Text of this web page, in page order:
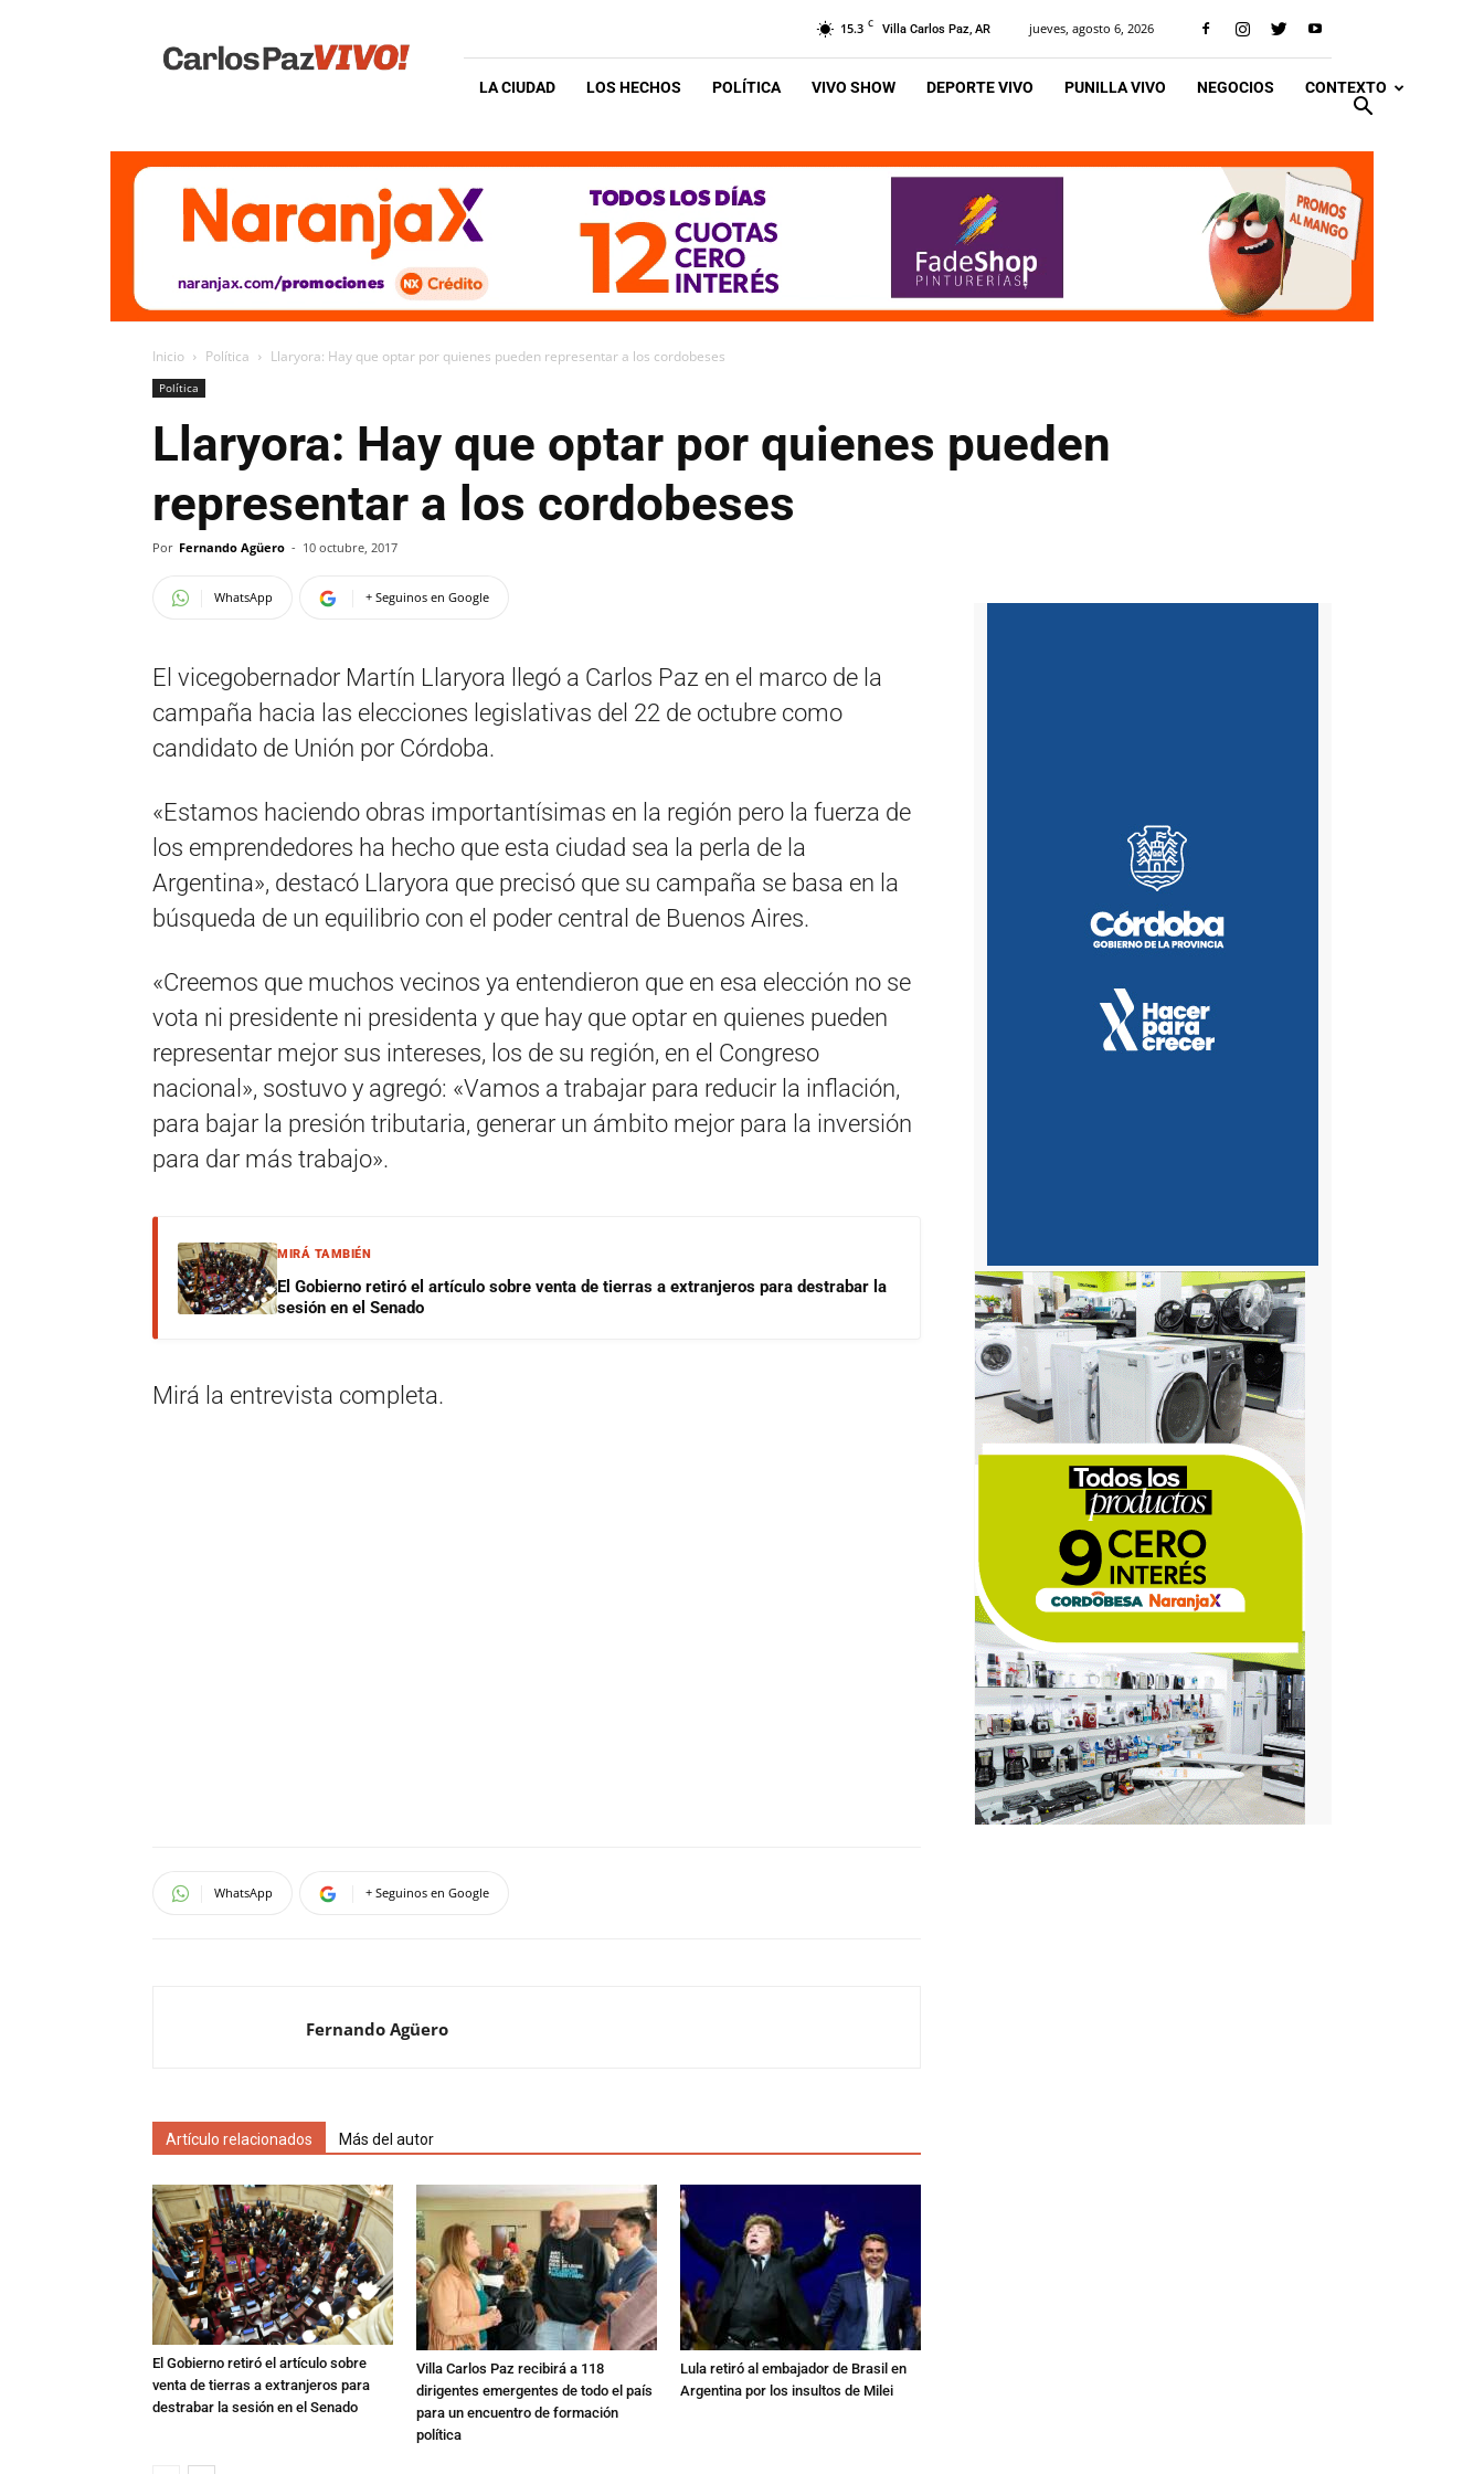
Vivo
15.3 C Villa Carlos Paz, AR jueves, agosto 6, 2026
LA CIUDAD LOS HECHOS POLÍTICA VIVO SHOW DEPORTE VIVO PUNILLA VIVO NEGOCIOS CONTEXTO
Inicio Política Llaryora: Hay que optar por quienes pueden representar a los cordobeses
Política
Llaryora: Hay que optar por quienes pueden
representar a los cordobeses
Por Fernando Agüero - 10 octubre, 2017
WhatsApp + Seguinos en Google
El vicegobernador Martín Llaryora llegó a Carlos Paz en el marco de la
campaña hacia las elecciones legislativas del 22 de octubre como
candidato de Unión por Córdoba.
«Estamos haciendo obras importantísimas en la región pero la fuerza de
los emprendedores ha hecho que esta ciudad sea la perla de la
Argentina», destacó Llaryora que precisó que su campaña se basa en la
búsqueda de un equilibrio con el poder central de Buenos Aires.
«Creemos que muchos vecinos ya entendieron que en esa elección no se
vota ni presidente ni presidenta y que hay que optar en quienes pueden
representar mejor sus intereses, los de su región, en el Congreso
nacional», sostuvo y agregó: «Vamos a trabajar para reducir la inflación,
para bajar la presión tributaria, generar un ámbito mejor para la inversión
para dar más trabajo».
MIRÁ TAMBIÉN
El Gobierno retiró el artículo sobre venta de tierras a extranjeros para destrabar la
sesión en el Senado
Mirá la entrevista completa.
WhatsApp + Seguinos en Google
Fernando Agüero
Artículo relacionados Más del autor
El Gobierno retiró el artículo sobre
venta de tierras a extranjeros para
destrabar la sesión en el Senado
Villa Carlos Paz recibirá a 118
dirigentes emergentes de todo el país
para un encuentro de formación
política
Lula retiró al embajador de Brasil en
Argentina por los insultos de Milei